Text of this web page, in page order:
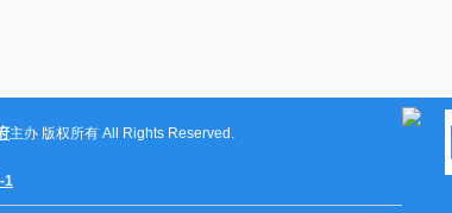
主办 版权所有 All Rights Reserved.
1